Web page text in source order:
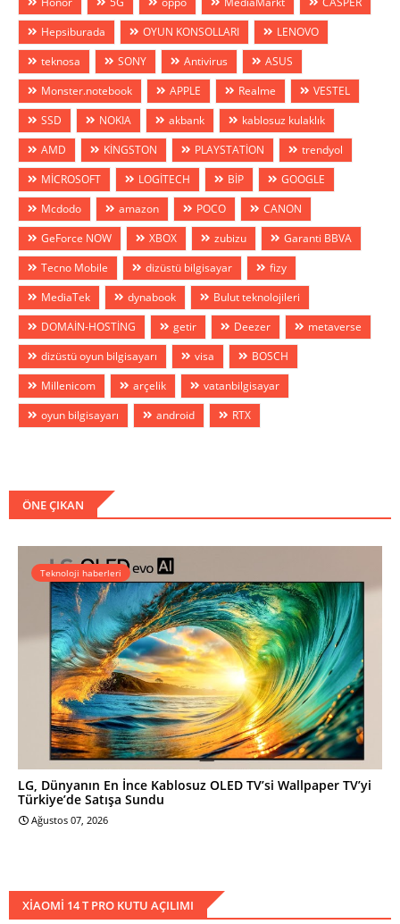
Hepsiburada
OYUN KONSOLLARI
LENOVO
teknosa
SONY Antivirus
ASUS
Monster.notebook
APPLE Realme
VESTEL
SSD
NOKIA akbank
kablosuz kulaklık
AMD
KİNGSTON PLAYSTATİON
trendyol
MİCROSOFT
LOGİTECH BİP
GOOGLE
Mcdodo
amazon POCO
CANON
GeForce NOW
XBOX zubizu
Garanti BBVA
Tecno Mobile
dizüstü bilgisayar
fizy
MediaTek
dynabook
Bulut teknolojileri
DOMAİN-HOSTİNG
getir Deezer
metaverse
dizüstü oyun bilgisayarı
visa
BOSCH
Millenicom
arçelik
vatanbilgisayar
oyun bilgisayarı
android RTX
ÖNE ÇIKAN
Teknoloji haberleri
LG, Dünyanın En İnce Kablosuz OLED TV’si Wallpaper TV’yi
Türkiye’de Satışa Sundu
Ağustos 07, 2026
XIAOMI 14 T PRO KUTU AÇILIMI